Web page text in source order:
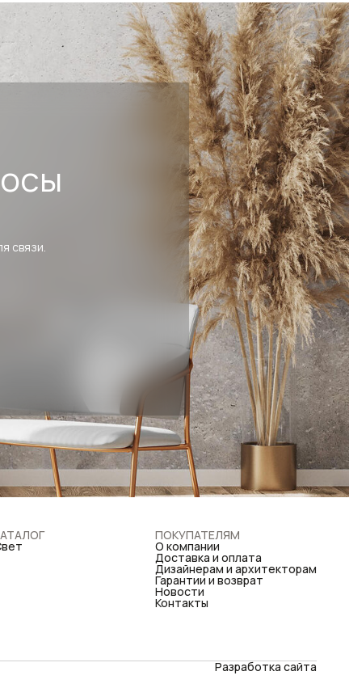
связи.
ПОКУПАТЕЛЯМ
О компании
Доставка и оплата
Дизайнерам и архитекторам
Гарантии и возврат
Новости
Контакты
Разработка сайта